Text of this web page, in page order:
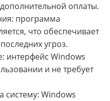
оплаты.
программа
что обеспечивает
угроз.
интерфейс Windows
и не требует
систему: Windows